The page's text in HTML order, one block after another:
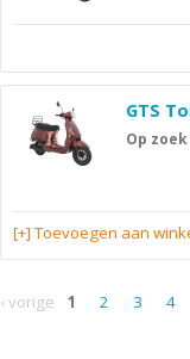
GTS
Op
[+] Toevoegen aan
‹ vorige 1 2 3 4